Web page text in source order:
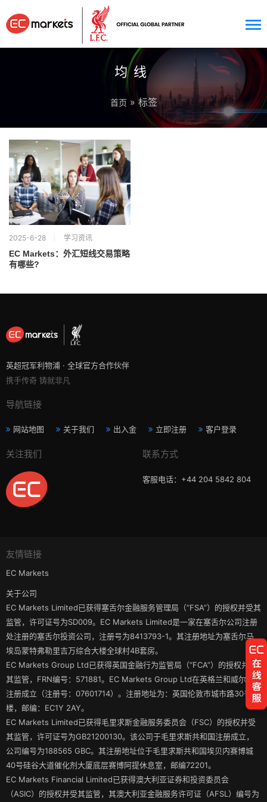
均线
首页 » 标签
2025-6-28 学习资讯
EC Markets：外汇短线交易策略
有哪些?
英超冠军利物浦 · 全球官方合作伙伴
携手传奇 铸就非凡
导航链接
网站地图 关于我们 出入金 立即注册 客户登录
关注我们 联系方式
客服电话：+44 204 5842 804
友情链接
EC Markets
关于公司
EC Markets Limited已获得塞舌尔金融服务管理局（“FSA”）的授权并受其
监管，许可证号为SD009。EC Markets Limited是一家在塞舌尔公司注册
处注册的塞舌尔投资公司，注册号为8413793-1。其注册地址为塞舌尔马
埃岛蒙特弗勒里吉万综合大楼全球村4B套房。
EC Markets Group Ltd已获得英国金融行为监管局（“FCA”）的授权并受
其监管，FRN编号：571881。EC Markets Group Ltd在英格兰和威尔士
注册成立（注册号：07601714）。注册地址为：英国伦敦市城市路30号3
楼，邮编：EC1Y 2AY。
EC Markets Limited已获得毛里求斯金融服务委员会（FSC）的授权并受
其监管，许可证号为GB21200130。该公司于毛里求斯共和国注册成立，
公司编号为188565 GBC。其注册地址位于毛里求斯共和国埃贝内赛博城
40号硅谷大道催化剂大厦底层赛博阿提休息室，邮编72201。
EC Markets Financial Limited已获得澳大利亚证券和投资委员会
（ASIC）的授权并受其监管，其澳大利亚金融服务许可证（AFSL）编号为